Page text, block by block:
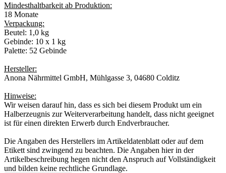
Mindesthaltbarkeit ab Produktion:
18 Monate
Verpackung:
Beutel: 1,0 kg
Gebinde: 10 x 1 kg
Palette: 52 Gebinde
Hersteller:
Anona Nährmittel GmbH, Mühlgasse 3, 04680 Colditz
Hinweise:
Wir weisen darauf hin, dass es sich bei diesem Produkt um ein
Halberzeugnis zur Weiterverarbeitung handelt, dass nicht geeignet
ist für einen direkten Erwerb durch Endverbraucher.
Die Angaben des Herstellers im Artikeldatenblatt oder auf dem
Etikett sind zwingend zu beachten. Die Angaben hier in der
Artikelbeschreibung hegen nicht den Anspruch auf Vollständigkeit
und bilden keine rechtliche Grundlage.